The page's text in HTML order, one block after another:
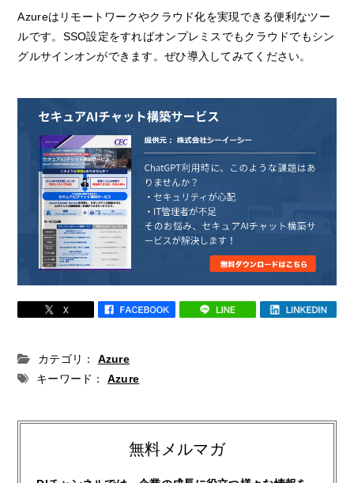
Azureはリモートワークやクラウド化を実現できる便利なツー
ルです。SSO設定をすればオンプレミスでもクラウドでもシン
グルサインオンができます。ぜひ導入してみてください。
カテゴリ：
Azure
キーワード：
Azure
無料メルマガ